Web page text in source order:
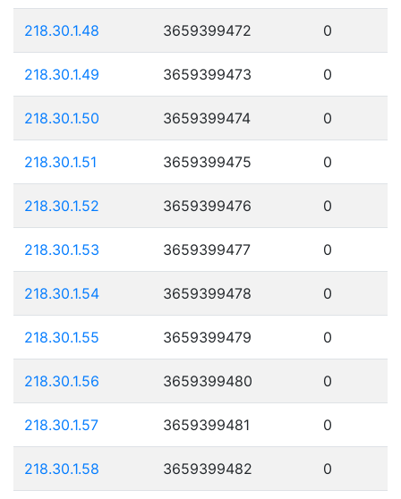
218.30.1.48 3659399472 0
218.30.1.49 3659399473 0
218.30.1.50 3659399474 0
218.30.1.51 3659399475 0
218.30.1.52 3659399476 0
218.30.1.53 3659399477 0
218.30.1.54 3659399478 0
218.30.1.55 3659399479 0
218.30.1.56 3659399480 0
218.30.1.57 3659399481 0
218.30.1.58 3659399482 0